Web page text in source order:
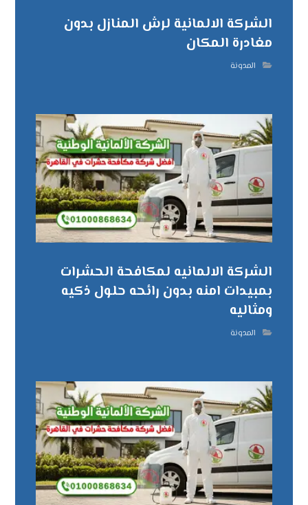
الشركة الالمانية لرش المنازل بدون
مغادرة المكان
المدونة
الشركة الالمانيه لمكافحة الحشرات
بمبيدات امنه بدون رائحه حلول ذكيه
ومثاليه
المدونة